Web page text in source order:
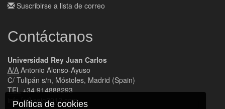
Suscribirse a lista de correo
Contáctanos
Universidad Rey Juan Carlos
A/A Antonio Alonso-Ayuso
C/ Tulipán s/n, Móstoles, Madrid (Spain)
TEL+34 914888293
info [at] seio2012.com
Política de cookies